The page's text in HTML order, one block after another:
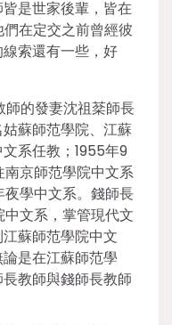
是世家後輩，皆在
在定交之前曾經彼
索還有一些，好
師的發妻沈祖棻師長
蘇師范學院、江蘇
系任教；1955年9
京師范學院中文系
學中文系。錢師長
文系，掌管現代文
蘇師范學院中文
是在江蘇師范學
教師與錢師長教師